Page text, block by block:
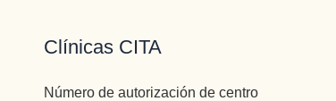
Clínicas CITA
Número de autorización de centro